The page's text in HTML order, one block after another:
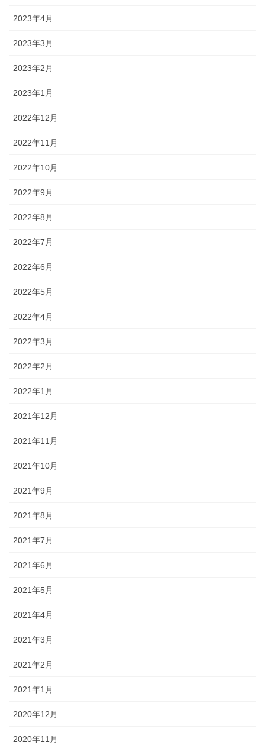
2023年4月
2023年3月
2023年2月
2023年1月
2022年12月
2022年11月
2022年10月
2022年9月
2022年8月
2022年7月
2022年6月
2022年5月
2022年4月
2022年3月
2022年2月
2022年1月
2021年12月
2021年11月
2021年10月
2021年9月
2021年8月
2021年7月
2021年6月
2021年5月
2021年4月
2021年3月
2021年2月
2021年1月
2020年12月
2020年11月